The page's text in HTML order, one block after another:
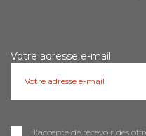
Votre adresse e-mail
J'accepte de recevoir des